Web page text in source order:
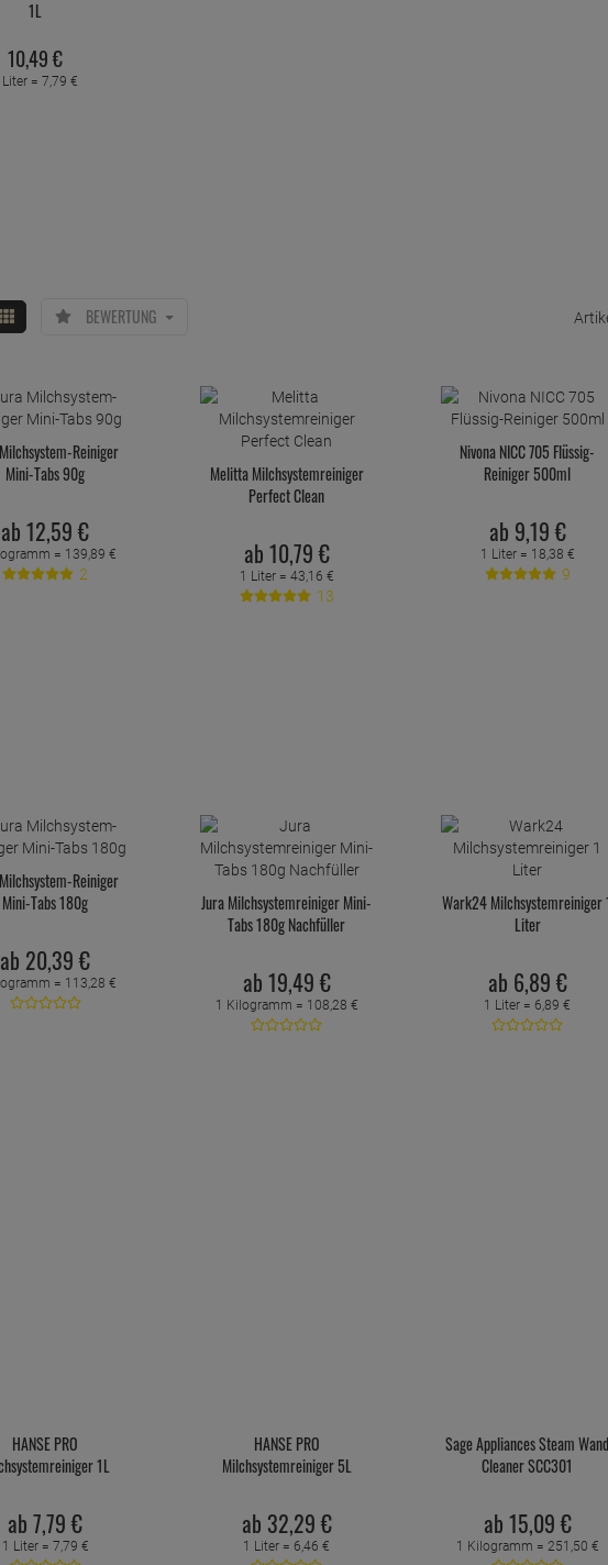
1L
10,49€
= 7,79 €
BEWERTUNG
Reiniger
Mini-Tabs 90g
ab 12,59 €
= 139,89 €
2
Melitta Milchsystemreiniger
Perfect Clean
ab 10,79 €
1 Liter = 43,16 €
13
Nivona NICC 705 Flüssig-
Reiniger 500ml
ab 9,19 €
1 Liter = 18,38 €
9
Reiniger
Mini-Tabs 180g
ab 20,39 €
= 113,28 €
Jura Milchsystemreiniger Mini-
Tabs 180g Nachfüller
ab 19,49 €
1 Kilogramm = 108,28 €
Wark24 Milchsystemreiniger
Liter
ab 6,89 €
1 Liter = 6,89 €
HANSE PRO
1L
ab 7,79 €
1 Liter = 7,79 €
HANSE PRO
Milchsystemreiniger 5L
ab 32,29 €
1 Liter = 6,46 €
Sage Appliances Steam Wand
Cleaner SCC301
ab 15,09 €
1 Kilogramm = 251,50 €